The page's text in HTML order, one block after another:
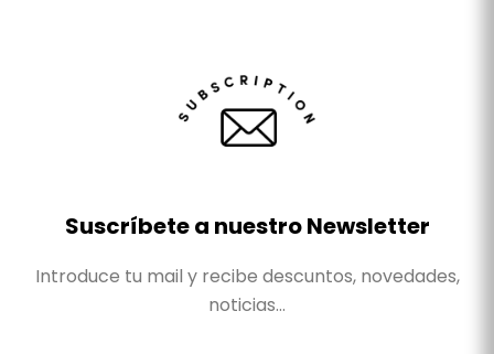
Suscríbete a nuestro Newsletter
Introduce tu mail y recibe descuntos, novedades,
noticias...